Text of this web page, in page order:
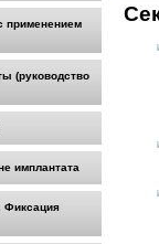
применением
(руководство
имплантата
Фиксация